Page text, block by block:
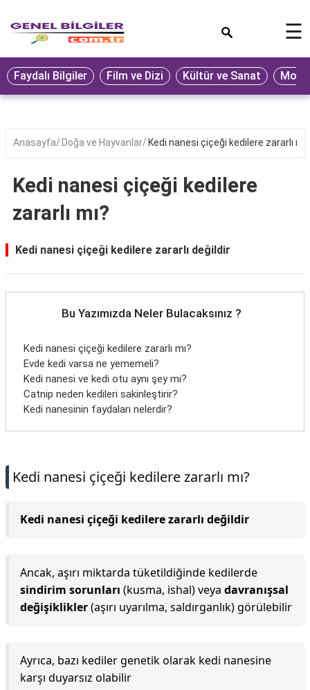
Eğitim
Ekonomi
Seyahat
Oyun
Yaşam
Hukuk
Blog
☰
Faydalı Bilgiler Film ve Dizi Kültür ve Sanat
Anasayfa Doğa ve Hayvanlar Kedi nanesi çiçeği kedilere zararlı
Kedi nanesi çiçeği kedilere
zararlı mı?
Kedi nanesi çiçeği kedilere zararlı değildir
Bu Yazımızda Neler Bulacaksınız ?
Kedi nanesi çiçeği kedilere zararlı mı?
Evde kedi varsa ne yememeli?
Kedi nanesi ve kedi otu aynı şey mi?
Catnip neden kedileri sakinleştirir?
Kedi nanesinin faydaları nelerdir?
Kedi nanesi çiçeği kedilere zararlı mı?
Kedi nanesi çiçeği kedilere zararlı değildir
Ancak, aşırı miktarda tüketildiğinde kedilerde
sindirim sorunları (kusma, ishal) veya davranışsal
değişiklikler(aşırı uyarılma, saldırganlık) görülebilir
Ayrıca, bazı kediler genetik olarak kedi nanesine
karşı duyarsız olabilir